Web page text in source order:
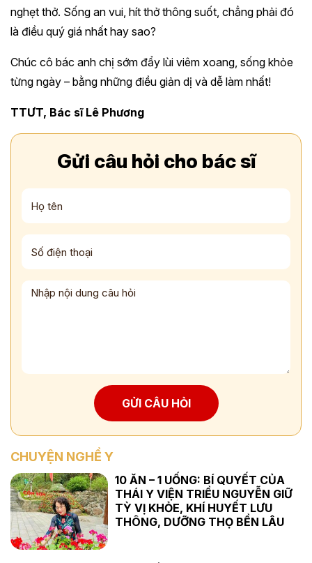
nghẹt thở. Sống an vui, hít thở thông suốt, chẳng phải đó
là điều quý giá nhất hay sao?
Chúc cô bác anh chị sớm đẩy lùi viêm xoang, sống khỏe
từng ngày – bằng những điều giản dị và dễ làm nhất!
TTƯT, Bác sĩ Lê Phương
Gửi câu hỏi cho bác sĩ
GỬI CÂU HỎI
CHUYỆN NGHỀ Y
10 ĂN – 1 UỐNG: BÍ QUYẾT CỦA
THÁI Y VIỆN TRIỀU NGUYỄN GIỮ
TỲ VỊ KHỎE, KHÍ HUYẾT LƯU
THÔNG, DƯỠNG THỌ BỀN LÂU